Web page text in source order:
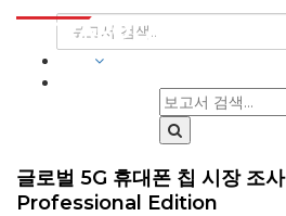
글로벌 5G 휴대폰 칩 시장 조
Professional Edition